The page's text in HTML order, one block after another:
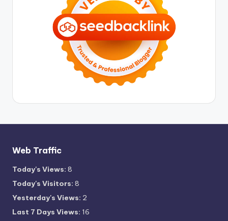
Web Traffic
Today's Views: 8
Today's Visitors: 8
Yesterday's Views: 2
Last 7 Days Views: 16